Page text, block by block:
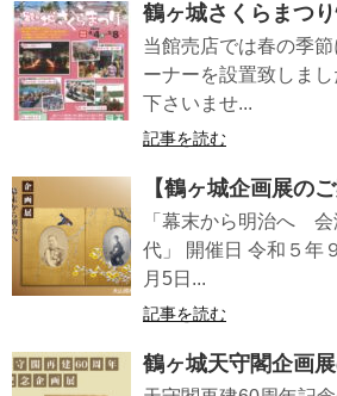
鶴ヶ城さくらまつ
当館売店では春の季
ーナーを設置致しま
下さいませ...
記事を読む
【鶴ヶ城企画展のご
「幕末から明治へ
代」 開催日 令和５年
月5日...
記事を読む
鶴ヶ城天守閣企画